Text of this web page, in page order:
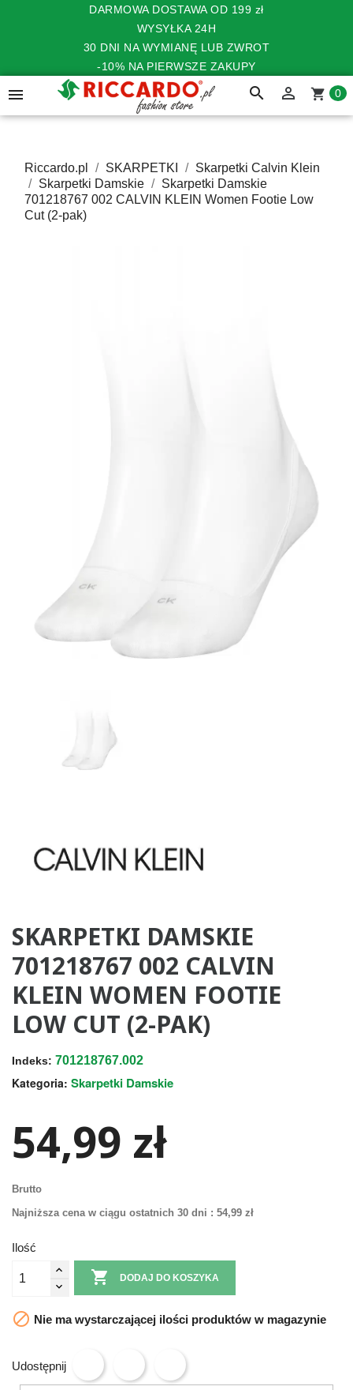
DARMOWA DOSTAWA OD 199 zł
WYSYŁKA 24H
30 DNI NA WYMIANĘ LUB ZWROT
-10% NA PIERWSZE ZAKUPY
 search  shopping_cart 0
Riccardo.pl SKARPETKI
Skarpetki Calvin Klein
Skarpetki Damskie
Skarpetki Damskie
701218767 002 CALVIN KLEIN Women Footie Low
Cut (2-pak)
SKARPETKI DAMSKIE
701218767 002 CALVIN
KLEIN WOMEN FOOTIE
LOW CUT (2-PAK)
Indeks: 701218767.002
Kategoria: Skarpetki Damskie
54,99 zł
Brutto
Najniższa cena w ciągu ostatnich 30 dni : 54,99 zł
Ilość
 DODAJ DO KOSZYKA
 Nie ma wystarczającej ilości produktów w magazynie
Udostępnij